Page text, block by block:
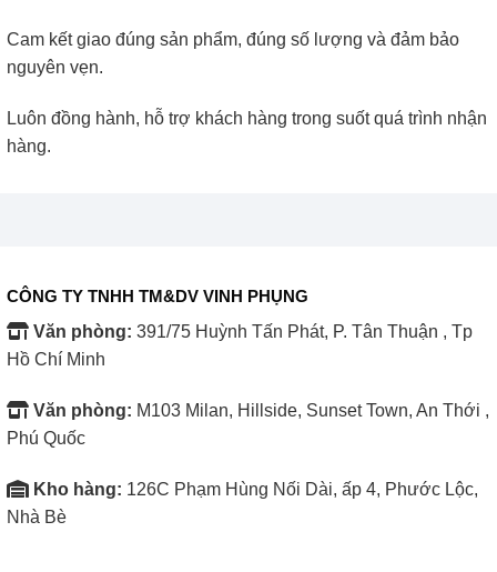
Cam kết giao đúng sản phẩm, đúng số lượng và đảm bảo
nguyên vẹn.
Luôn đồng hành, hỗ trợ khách hàng trong suốt quá trình nhận
hàng.
CÔNG TY TNHH TM&DV VINH PHỤNG
Văn phòng: 391/75 Huỳnh Tấn Phát, P. Tân Thuận , Tp
Hồ Chí Minh
Văn phòng: M103 Milan, Hillside, Sunset Town, An Thới ,
Phú Quốc
Kho hàng: 126C Phạm Hùng Nối Dài, ấp 4, Phước Lộc,
Nhà Bè